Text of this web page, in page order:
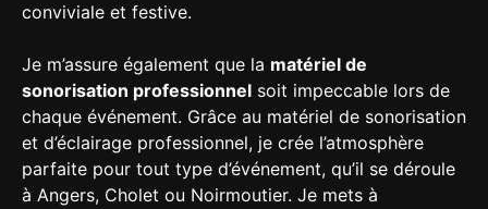
conviviale et festive.
Je m’assure également que la matériel de
sonorisation professionnel soit impeccable lors de
chaque événement. Grâce au matériel de sonorisation
et d’éclairage professionnel, je crée l’atmosphère
parfaite pour tout type d’événement, qu’il se déroule
à Angers, Cholet ou Noirmoutier. Je mets à